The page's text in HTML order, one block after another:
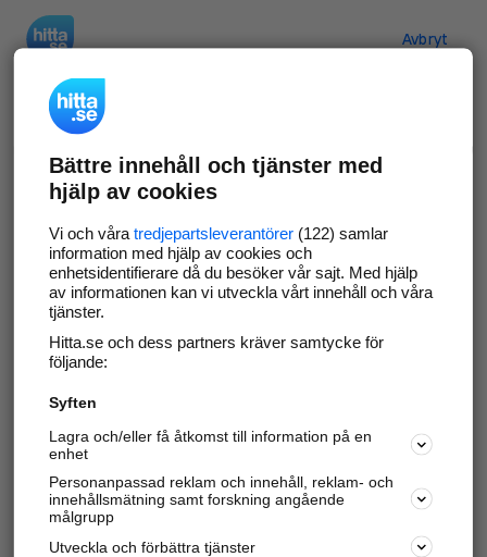
Avbryt
Verifiera ditt företag
Gör som 69 530företag
företagssida på hitta.se och syns bättre mot
kunder i ditt närområde. Helt kostnadsfritt.
Uppdatera din företagsinformation
Svara på och hantera dina omdömen
Har du redan verifierat ditt företag? Logga in
Bättre innehåll och tjänster med
hjälp av cookies
Vi och våra tredjepartsleverantörer(122) samlar
information med hjälp av cookies och
enhetsidentifierare då du besöker vår sajt. Med hjälp
av informationen kan vi utveckla vårt innehåll och våra
tjänster.
Hitta.se och dess partners kräver samtycke för
följande:
Syften
Lagra och/eller få åtkomst till information på en
enhet
Personanpassad reklam och innehåll, reklam- och
innehållsmätning samt forskning angående
målgrupp
Utveckla och förbättra tjänster